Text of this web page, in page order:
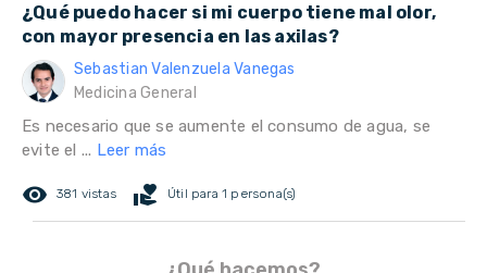
¿Qué puedo hacer si mi cuerpo tiene mal olor,
con mayor presencia en las axilas?
Sebastian Valenzuela Vanegas
Medicina General
Es necesario que se aumente el consumo de agua, se
evite el ... Leer más
remove_red_eye 381 vistas volunteer_activism Útil para 1 persona(s)